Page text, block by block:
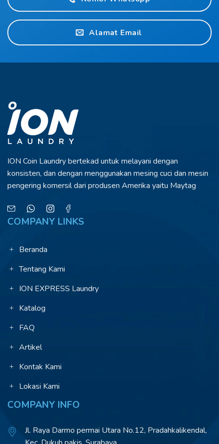
Alamat Email
ION Coin Laundry bertekad untuk melayani dengan
konsisten, dan dengan menggunakan mesing cuci dan mesin
pengering komersil dari produsen Amerika yaitu Maytag
COMPANY LINKS
Beranda
Tentang Kami
ION EXPRESS Laundry
Katalog
FAQ
Artikel
Kontak Kami
Lokasi Kami
COMPANY INFO
Jl. Raya Darmo permai Utara No.12, Pradahkalikendal,